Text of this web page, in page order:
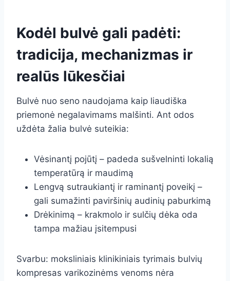
Kodėl bulvė gali padėti:
tradicija, mechanizmas ir
realūs lūkesčiai
Bulvė nuo seno naudojama kaip liaudiška
priemonė negalavimams malšinti. Ant odos
uždėta žalia bulvė suteikia:
Vėsinantį pojūtį – padeda sušvelninti lokalią
temperatūrą ir maudimą
Lengvą sutraukiantį ir raminantį poveikį –
gali sumažinti paviršinių audinių paburkimą
Drėkinimą – krakmolo ir sulčių dėka oda
tampa mažiau įsitempusi
Svarbu: moksliniais klinikiniais tyrimais bulvių
kompresas varikozinėms venoms nėra